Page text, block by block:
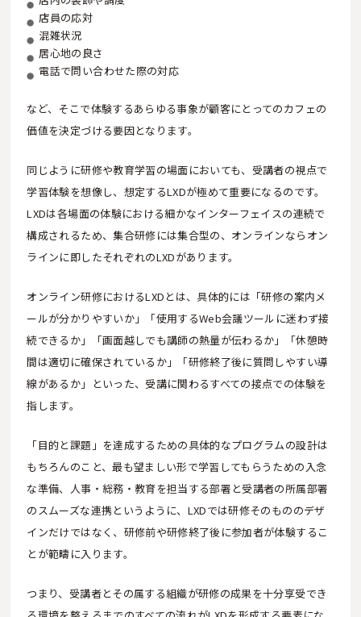
店員の応対
混雑状況
居心地の良さ
電話で問い合わせた際の対応
など、そこで体験するあらゆる事象が顧客にとってのカフェの
価値を決定づける要因となります。
同じように研修や教育学習の場面においても、受講者の視点で
学習体験を想像し、想定するLXDが極めて重要になるのです。
LXDは各場面の体験における細かなインターフェイスの連続で
構成されるため、集合研修には集合型の、オンラインならオン
ラインに即したそれぞれのLXDがあります。
オンライン研修におけるLXDとは、具体的には「研修の案内メ
ールが分かりやすいか」「使用するWeb会議ツールに迷わず接
続できるか」「画面越しでも講師の熱量が伝わるか」「休憩時
間は適切に確保されているか」「研修終了後に質問しやすい導
線があるか」といった、受講に関わるすべての接点での体験を
指します。
「目的と課題」を達成するための具体的なプログラムの設計は
もちろんのこと、最も望ましい形で学習してもらうための入念
な準備、人事・総務・教育を担当する部署と受講者の所属部署
のスムーズな連携というように、LXDでは研修そのもののデザ
インだけではなく、研修前や研修終了後に参加者が体験するこ
とが範疇に入ります。
つまり、受講者とその属する組織が研修の成果を十分享受でき